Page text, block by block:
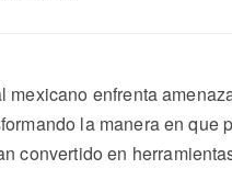
mexicano enfrenta
la manera en que
convertido en